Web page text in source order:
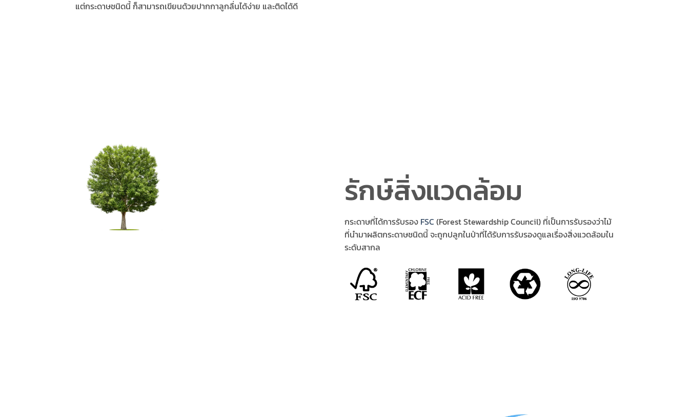
แต่กระดาษชนิดนี้ ก็สามารถเขียนด้วยปากกาลูกลื่นได้ง่าย และติดได้ดี
รักษ์สิ่งแวดล้อม
กระดาษที่ได้การรับรอง FSC (Forest Stewardship Council) ที่เป็นการรับรองว่าไม้
ที่นำมาผลิตกระดาษชนิดนี้ จะถูกปลูกในป่าที่ได้รับการรับรองดูแลเรื่องสิ่งแวดล้อมใน
ระดับสากล